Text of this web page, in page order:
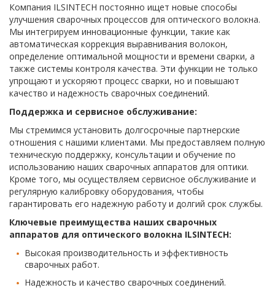
Компания ILSINTECH постоянно ищет новые способы
улучшения сварочных процессов для оптического волокна.
Мы интегрируем инновационные функции, такие как
автоматическая коррекция выравнивания волокон,
определение оптимальной мощности и времени сварки, а
также системы контроля качества. Эти функции не только
упрощают и ускоряют процесс сварки, но и повышают
качество и надежность сварочных соединений.
Поддержка и сервисное обслуживание:
Мы стремимся установить долгосрочные партнерские
отношения с нашими клиентами. Мы предоставляем полную
техническую поддержку, консультации и обучение по
использованию наших сварочных аппаратов для оптики.
Кроме того, мы осуществляем сервисное обслуживание и
регулярную калибровку оборудования, чтобы
гарантировать его надежную работу и долгий срок службы.
Ключевые преимущества наших сварочных
аппаратов для оптического волокна ILSINTECH:
Высокая производительность и эффективность
сварочных работ.
Надежность и качество сварочных соединений.